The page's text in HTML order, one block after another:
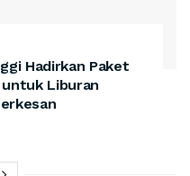
Hadirkan Paket
untuk Liburan